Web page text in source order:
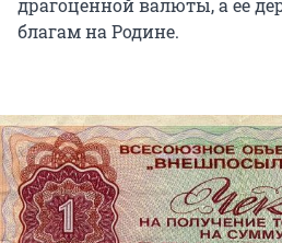
драгоценной валюты, а ее
благам на Родине.